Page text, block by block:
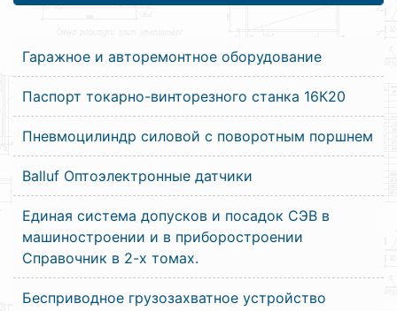
Гаражное и авторемонтное оборудование
Паспорт токарно-винторезного станка 16К20
Пневмоцилиндр силовой с поворотным поршнем
Balluf Оптоэлектронные датчики
Единая система допусков и посадок СЭВ в
машиностроении и в приборостроении
Справочник в 2-х томах.
Бесприводное грузозахватное устройство